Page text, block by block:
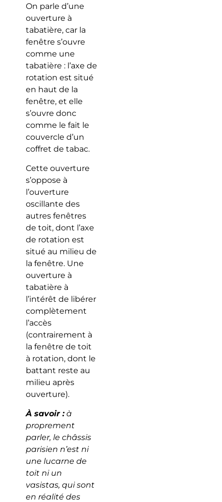
On parle d’une
ouverture à
tabatière, car la
fenêtre s’ouvre
comme une
tabatière : l’axe de
rotation est situé
en haut de la
fenêtre, et elle
s’ouvre donc
comme le fait le
couvercle d’un
coffret de tabac.
Cette ouverture
s’oppose à
l’ouverture
oscillante des
autres fenêtres
de toit, dont l’axe
de rotation est
situé au milieu de
la fenêtre. Une
ouverture à
tabatière à
l’intérêt de libérer
complètement
l’accès
(contrairement à
la fenêtre de toit
à rotation, dont le
battant reste au
milieu après
ouverture).
À savoir :à
proprement
parler, le châssis
parisien n’est ni
une lucarne de
toit ni un
vasistas, qui sont
en réalité des